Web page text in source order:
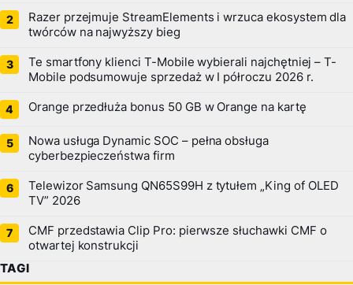
Razer przejmuje StreamElements i wrzuca ekosystem dla
twórców na najwyższy bieg
Te smartfony klienci T-Mobile wybierali najchętniej – T-
Mobile podsumowuje sprzedaż w I półroczu 2026 r.
Orange przedłuża bonus 50 GB w Orange na kartę
Nowa usługa Dynamic SOC – pełna obsługa
cyberbezpieczeństwa firm
Telewizor Samsung QN65S99H z tytułem „King of OLED
TV” 2026
CMF przedstawia Clip Pro: pierwsze słuchawki CMF o
otwartej konstrukcji
TAGI